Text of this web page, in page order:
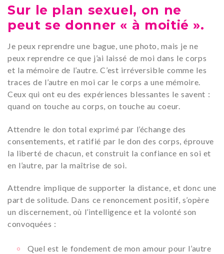
Sur le plan sexuel, on ne
peut se donner « à moitié ».
Je peux reprendre une bague, une photo, mais je ne
peux reprendre ce que j’ai laissé de moi dans le corps
et la mémoire de l’autre. C’est irréversible comme les
traces de l’autre en moi car le corps a une mémoire.
Ceux qui ont eu des expériences blessantes le savent :
quand on touche au corps, on touche au coeur.
Attendre le don total exprimé par l’échange des
consentements, et ratifié par le don des corps, éprouve
la liberté de chacun, et construit la confiance en soi et
en l’autre, par la maîtrise de soi.
Attendre implique de supporter la distance, et donc une
part de solitude. Dans ce renoncement positif, s’opère
un discernement, où l’intelligence et la volonté son
convoquées :
Quel est le fondement de mon amour pour l’autre